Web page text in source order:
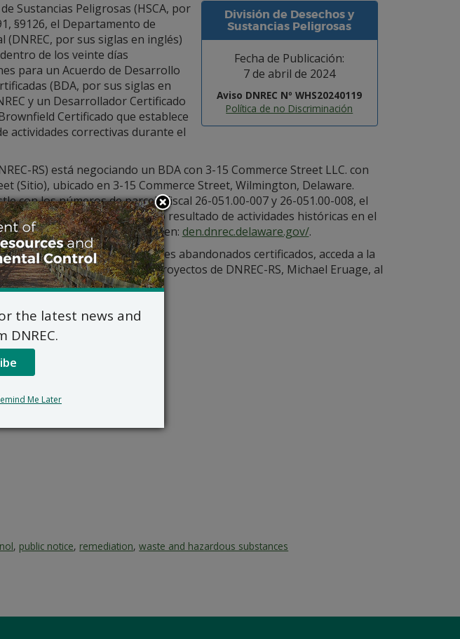
División de Desechos y
Sustancias Peligrosas
Fecha de Publicación:
7 de abril de 2024
Aviso DNREC Nº WHS20240119
Política de no Discriminación
Sustancias Peligrosas (HSCA, por
§9126, el Departamento de
por sus siglas en inglés)
de los veinte días
para un Acuerdo de Desarrollo
(BDA, por sus siglas en
y un Desarrollador Certificado
Certificado que establece
actividades correctivas durante el
RS) está negociando un BDA con 3-15 Commerce Street LLC. con
(Sitio), ubicado en 3-15 Commerce Street, Wilmington, Delaware.
con los números de parcela fiscal 26-051.00-007 y 26-051.00-008, el
sustancias peligrosas como resultado de actividades históricas en el
el navegador de DNREC en: den.dnrec.delaware.gov/.
Sitio y otros sitios industriales abandonados certificados, acceda a la
con el Gerente de Proyectos de DNREC-RS, Michael Eruage, al
.
, public notice, remediation,waste and hazardous substances
the latest news and
DNREC.
Me Later